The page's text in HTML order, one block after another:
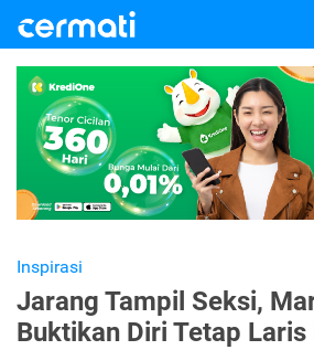
Inspirasi
Jarang Tampil Seksi,
Buktikan Diri Tetap Laris